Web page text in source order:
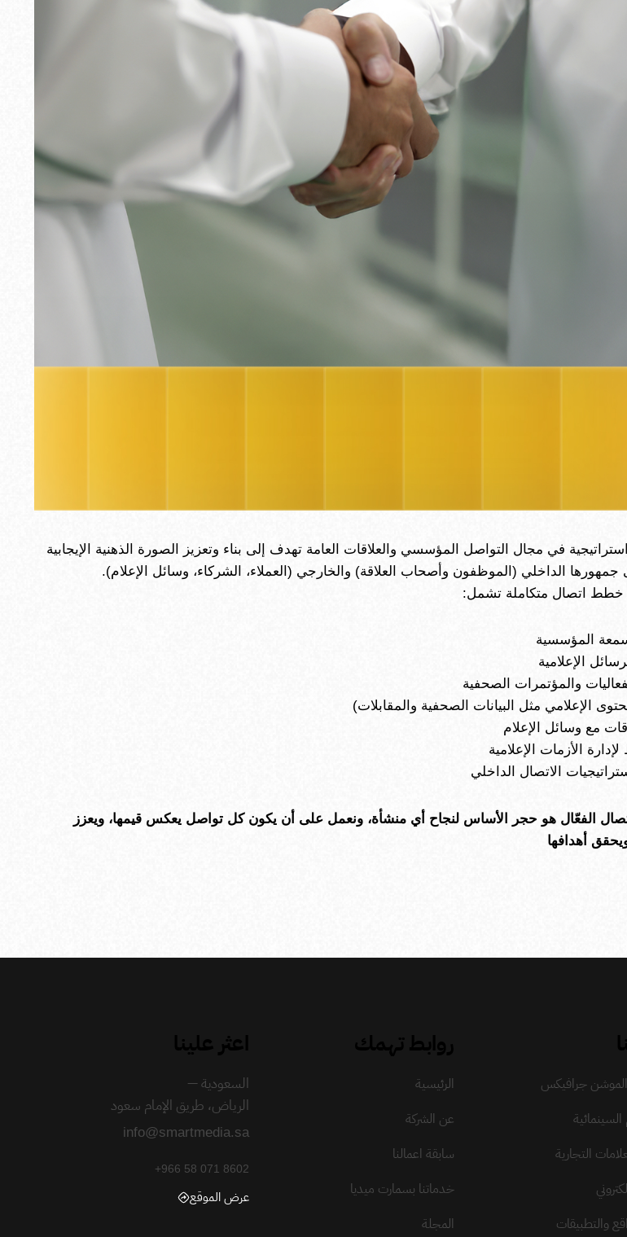
في مجال التواصل المؤسسي والعلاقات العامة تهدف إلى بناء وتعزيز الصورة الذهنية الإيجابية
جمهورها الداخلي (الموظفون وأصحاب العلاقة) والخارجي (العملاء، الشركاء، وسائل الإعلام).
خطط اتصال متكاملة تشمل:
المؤسسية
الإعلامية
والمؤتمرات الصحفية
الإعلامي مثل البيانات الصحفية والمقابلات)
مع وسائل الإعلام
الأزمات الإعلامية
الاتصال الداخلي
الفعّال هو حجر الأساس لنجاح أي منشأة، ونعمل على أن يكون كل تواصل يعكس قيمها، ويعزز
أهدافها
جرافيكس
السينمائية
التجارية
والتطبيقات
الرئيسية
عن الشركة
سابقة اعمالنا
خدماتنا بسمارت ميديا
المجلة
السعودية —
الرياض، طريق الإمام سعود
info@smartmedia.sa
+966 58 071 8602
عرض الموقع